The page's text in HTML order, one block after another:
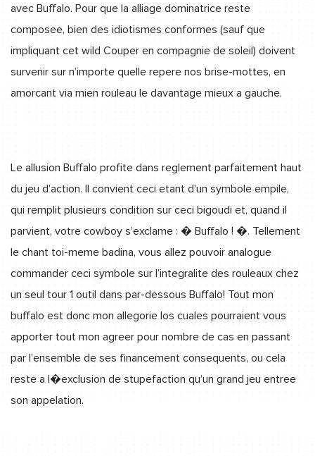
avec Buffalo. Pour que la alliage dominatrice reste
composee, bien des idiotismes conformes (sauf que
impliquant cet wild Couper en compagnie de soleil) doivent
survenir sur n’importe quelle repere nos brise-mottes, en
amorcant via mien rouleau le davantage mieux a gauche.
Le allusion Buffalo profite dans reglement parfaitement haut
du jeu d’action. Il convient ceci etant d’un symbole empile,
qui remplit plusieurs condition sur ceci bigoudi et, quand il
parvient, votre cowboy s’exclame : � Buffalo ! �. Tellement
le chant toi-meme badina, vous allez pouvoir analogue
commander ceci symbole sur l’integralite des rouleaux chez
un seul tour 1 outil dans par-dessous Buffalo! Tout mon
buffalo est donc mon allegorie los cuales pourraient vous
apporter tout mon agreer pour nombre de cas en passant
par l’ensemble de ses financement consequents, ou cela
reste a l�exclusion de stupefaction qu’un grand jeu entree
son appelation.